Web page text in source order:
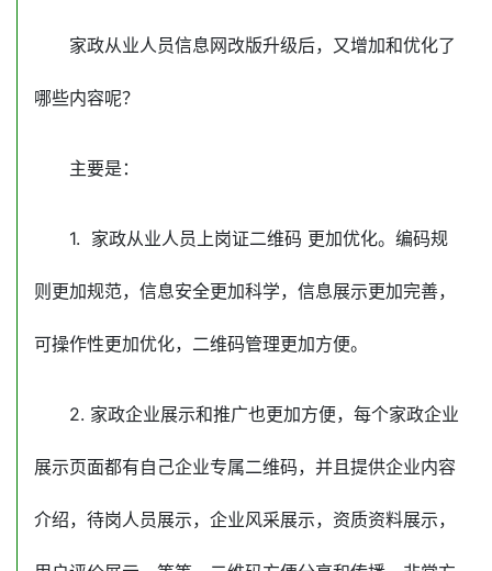
家政从业人员信息网改版升级后，又增加和优化了
哪些内容呢？
主要是：
1. 家政从业人员上岗证二维码 更加优化。编码规
则更加规范，信息安全更加科学，信息展示更加完善，
可操作性更加优化，二维码管理更加方便。
2. 家政企业展示和推广也更加方便，每个家政企业
展示页面都有自己企业专属二维码，并且提供企业内容
介绍，待岗人员展示，企业风采展示，资质资料展示，